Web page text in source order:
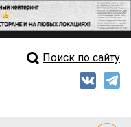
Свежий выпускПоиск по сайту